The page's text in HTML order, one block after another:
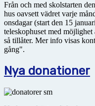
Från och med skolstarten
hus oavsett vädret varje
onsdagar (start den 15
teleskophuset med
så tillåter. Mer info visas
gång".
Nya donationer